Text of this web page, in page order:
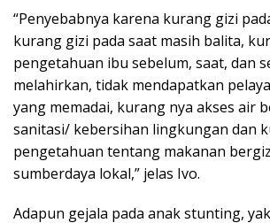
“Penyebabnya karena kurang gizi
kurang gizi pada saat masih balita,
pengetahuan ibu sebelum, saat, dan
melahirkan, tidak mendapatkan
yang memadai, kurang nya akses air
sanitasi/ kebersihan lingkungan dan
pengetahuan tentang makanan
sumberdaya lokal,” jelas Ivo.
Adapun gejala pada anak stunting,